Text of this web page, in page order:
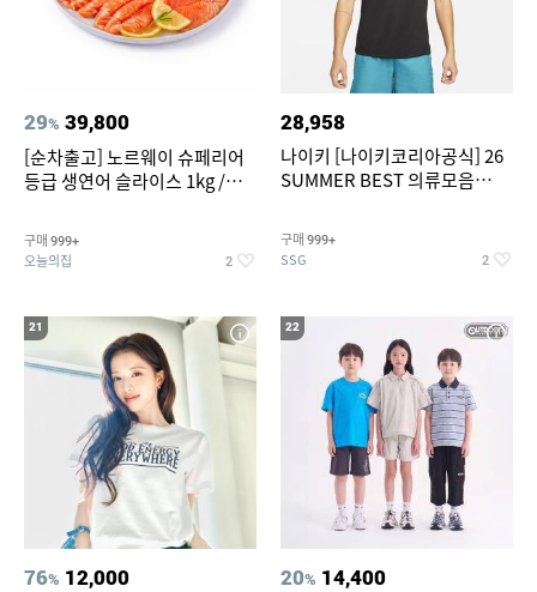
29% 39,800
[순차출고] 노르웨이 슈페리어
등급 생연어 슬라이스 1kg /
구매 999+
오늘의집 2
28,958
나이키 [나이키코리아공식] 26
SUMMER BEST 의류모음
구매 999+
SSG 2
21
76% 12,000
22
20% 14,400